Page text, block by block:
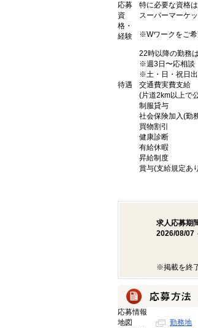
応募
資
格・
経験
特に必要な資格は
スーパーマーケ
※Wワークをご希
22時以降の勤務
※週3日〜応相談
※土・日・祝日出
待遇
交通費実費支給
(片道2km以上で
制服貸与
社会保険加入(勤
買物割引
健康診断
有給休暇
昇給制度
賞与(支給規定あ
求人応募期
2026/08/07
※掲載を終
応募情報
地図
勤務地